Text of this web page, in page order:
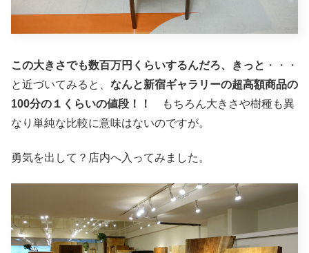
この大きさでも数百万円くらいするんだろ、きっと ・・・
と近づいてみると、 なんと新宿ギャラリーの超高額商品の
100分の１くらいの値段！！
もちろん大きさや樹種も異
なり単純な比較に意味はないのですが。
勇気を出して？店内へ入ってみました。